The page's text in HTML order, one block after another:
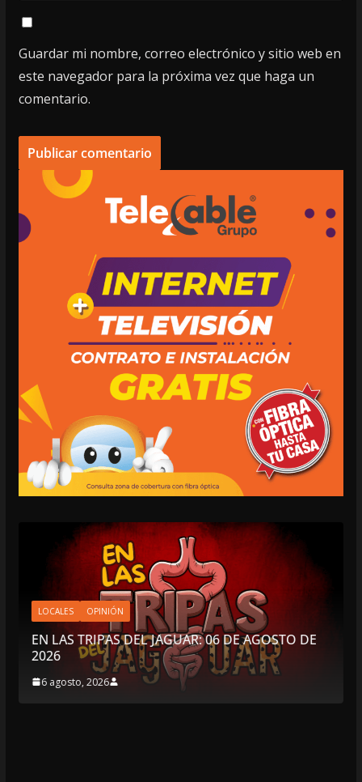
Guardar mi nombre, correo electrónico y sitio web en
este navegador para la próxima vez que haga un
comentario.
LOCALES OPINIÓN
EN LAS TRIPAS DEL JAGUAR: 06 DE AGOSTO DE
2026
6 agosto, 2026